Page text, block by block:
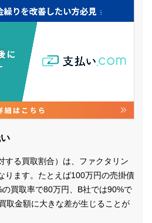
する買取割合）は、ファクタリン
ります。たとえば100万円の売掛債
買取率で80万円、B社では90%で
取金額に大きな差が生じることが